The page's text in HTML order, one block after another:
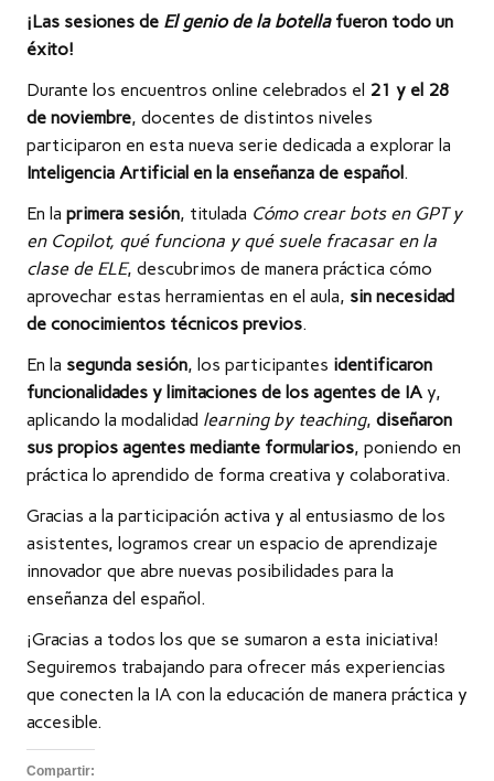
¡Las sesiones de El genio de la botellafueron todo un
éxito!
Durante los encuentros online celebrados el 21 y el 28
de noviembre, docentes de distintos niveles
participaron en esta nueva serie dedicada a explorar la
Inteligencia Artificial en la enseñanza de español .
En la primera sesión, titulada Cómo crear bots en GPT y
en Copilot, qué funciona y qué suele fracasar en la
clase de ELE, descubrimos de manera práctica cómo
aprovechar estas herramientas en el aula, sin necesidad
de conocimientos técnicos previos.
En la segunda sesión, los participantes identificaron
funcionalidades y limitaciones de los agentes de IA y,
aplicando la modalidad learning by teaching, diseñaron
sus propios agentes mediante formularios, poniendo en
práctica lo aprendido de forma creativa y colaborativa.
Gracias a la participación activa y al entusiasmo de los
asistentes, logramos crear un espacio de aprendizaje
innovador que abre nuevas posibilidades para la
enseñanza del español.
¡Gracias a todos los que se sumaron a esta iniciativa!
Seguiremos trabajando para ofrecer más experiencias
que conecten la IA con la educación de manera práctica y
accesible.
Compartir: